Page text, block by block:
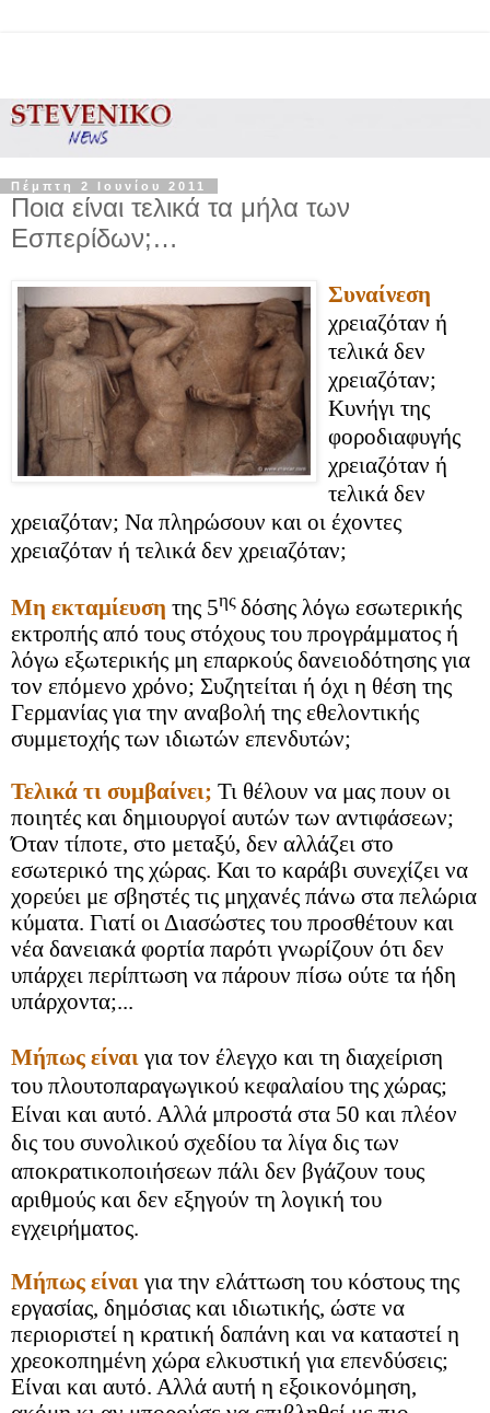
Πέμπτη 2 Ιουνίου 2011
Ποια είναι τελικά τα μήλα των
Εσπερίδων;…
Συναίνεση
χρειαζόταν ή
τελικά δεν
χρειαζόταν;
Κυνήγι της
φοροδιαφυγής
χρειαζόταν ή
τελικά δεν
χρειαζόταν; Να πληρώσουν και οι έχοντες
χρειαζόταν ή τελικά δεν χρειαζόταν;
Μη εκταμίευση της 5ης δόσης λόγω εσωτερικής
εκτροπής από τους στόχους του προγράμματος ή
λόγω εξωτερικής μη επαρκούς δανειοδότησης για
τον επόμενο χρόνο; Συζητείται ή όχι η θέση της
Γερμανίας για την αναβολή της εθελοντικής
συμμετοχής των ιδιωτών επενδυτών;
Τελικά τι συμβαίνει; Τι θέλουν να μας πουν οι
ποιητές και δημιουργοί αυτών των αντιφάσεων;
Όταν τίποτε, στο μεταξύ, δεν αλλάζει στο
εσωτερικό της χώρας. Και το καράβι συνεχίζει να
χορεύει με σβηστές τις μηχανές πάνω στα πελώρια
κύματα. Γιατί οι Διασώστες του προσθέτουν και
νέα δανειακά φορτία παρότι γνωρίζουν ότι δεν
υπάρχει περίπτωση να πάρουν πίσω ούτε τα ήδη
υπάρχοντα;...
Μήπως είναι για τον έλεγχο και τη διαχείριση
του πλουτοπαραγωγικού κεφαλαίου της χώρας;
Είναι και αυτό. Αλλά μπροστά στα 50 και πλέον
δις του συνολικού σχεδίου τα λίγα δις των
αποκρατικοποιήσεων πάλι δεν βγάζουν τους
αριθμούς και δεν εξηγούν τη λογική του
εγχειρήματος.
Μήπως είναι για την ελάττωση του κόστους της
εργασίας, δημόσιας και ιδιωτικής, ώστε να
περιοριστεί η κρατική δαπάνη και να καταστεί η
χρεοκοπημένη χώρα ελκυστική για επενδύσεις;
Είναι και αυτό. Αλλά αυτή η εξοικονόμηση,